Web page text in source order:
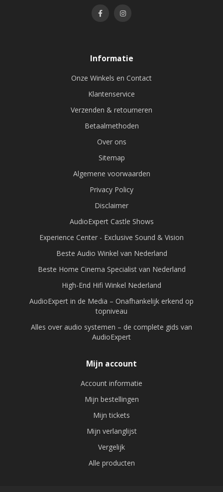
Informatie
Onze Winkels en Contact
Klantenservice
Verzenden & retourneren
Betaalmethoden
Over ons
Sitemap
Algemene voorwaarden
Privacy Policy
Disclaimer
AudioExpert Castle Shows
Experience Center - Exclusive Sound & Vision
Beste Audio Winkel van Nederland
Beste Home Cinema Specialist van Nederland
High-End Hifi Winkel Nederland
AudioExpert in de Media – Onafhankelijk erkend op
topniveau
Alles over audio systemen – de complete gids van
AudioExpert
Mijn account
Account informatie
Mijn bestellingen
Mijn tickets
Mijn verlanglijst
Vergelijk
Alle producten